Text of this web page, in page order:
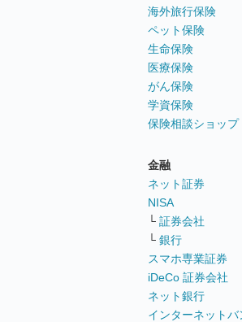
海外旅行保険
ペット保険
生命保険
医療保険
がん保険
学資保険
保険相談ショップ
金融
ネット証券
NISA
└ 証券会社
└ 銀行
スマホ専業証券
iDeCo 証券会社
ネット銀行
インターネットバ